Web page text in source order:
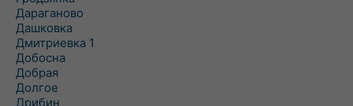
Дараганово
Дашковка
Дмитриевка 1
Добосна
Добрая
Долгое
Дрибин